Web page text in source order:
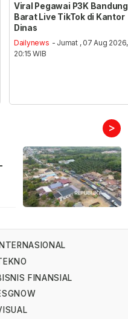
Viral Pegawai P3K Bandung
Barat Live TikTok di Kantor
Dinas
Dailynews - Jumat , 07 Aug 2026,
20:15 WIB
>
INTERNASIONAL
FINANSIAL